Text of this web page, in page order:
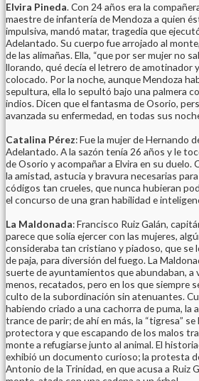
Elvira Pineda. Con 24 años era la
maestre de infantería de Mendoza a quien
impulsiva, mandó matar, tragedia que
Adelantado. Su cuerpo fue arrojado al
de las alimañas. Ella, “que por ser mujer no
llorando, qué decía el letrero de amotinador
colocado. Por la noche, aunque Mendoza
sepultura, ella lo sepultó bajo una palmera
indios. Dicen que el fantasma de Osorio,
avanzada su enfermedad, en todas sus
Catalina Pérez: Fue la mujer de Hernando
Adelantado. A la sazón tenía 26 años y le
de Osorio y acompañar a Elvira en su duelo.
la amistad, astucia y bravura necesarias
códigos tan crueles, que nunca hubieran
el concurso de una gran habilidad e
La Maldonada: Francisco Ruiz Galán,
parece que solía ejercer con las mujeres,
consideraba tan cristiano y piadoso, que se
de paja, para diversión del fuego. La
suerte de ayuntamientos que abundaban, a
menos, recatados, pero en los que siempre
culto de la subordinación sin atenuantes.
habiendo criado a una cachorra de puma, la
trance de parir; de ahí en más, la “tigresa”
protectora y que escapando de los malos
monte a refugiarse junto al animal. El
exhibió un documento curioso; la protesta
Antonio de la Trinidad, en que acusa a Ruiz